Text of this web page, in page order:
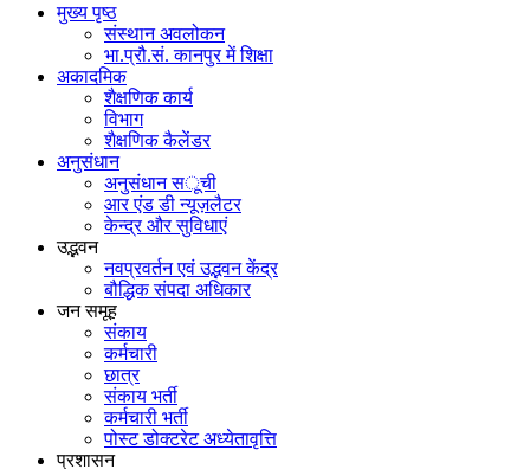
मुख्य पृष्ठ
संस्थान अवलोकन
भा.प्रौ.सं. कानपुर में शिक्षा
अकादमिक
शैक्षणिक कार्य
विभाग
शैक्षणिक कैलेंडर
अनुसंधान
अनुसंधान सूची
आर एंड डी न्यूज़लैटर
केन्द्र और सुविधाएं
उद्भवन
नवप्रवर्तन एवं उद्भवन केंद्र
बौद्धिक संपदा अधिकार
जन समूह
संकाय
कर्मचारी
छात्र
संकाय भर्ती
कर्मचारी भर्ती
पोस्‍ट डोक्‍टरेट अध्‍येतावृत्ति
प्रशासन